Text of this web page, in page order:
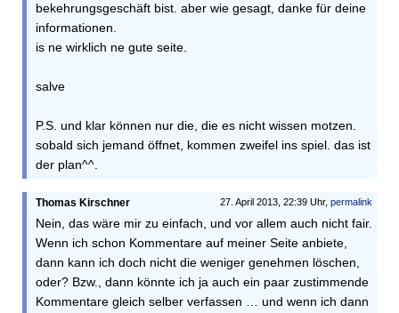
bekehrungsgeschäft bist. aber wie gesagt, danke für deine
informationen.
is ne wirklich ne gute seite.
salve
P.S. und klar können nur die, die es nicht wissen motzen.
sobald sich jemand öffnet, kommen zweifel ins spiel. das ist
der plan^^.
27. April 2013, 22:39 Uhr, permalink
Thomas Kirschner
Nein, das wäre mir zu einfach, und vor allem auch nicht fair.
Wenn ich schon Kommentare auf meiner Seite anbiete,
dann kann ich doch nicht die weniger genehmen löschen,
oder? Bzw., dann könnte ich ja auch ein paar zustimmende
Kommentare gleich selber verfassen … und wenn ich dann